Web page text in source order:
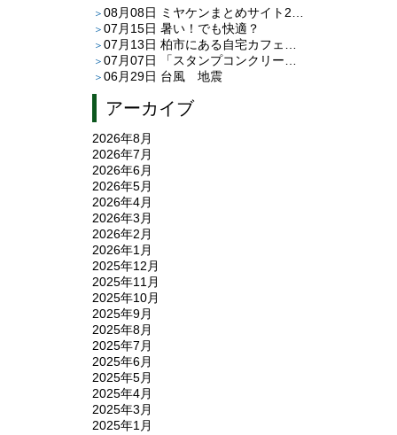
08月08日 ミヤケンまとめサイト26.08＜後悔しない高性能な家創れます!!＞
07月15日 暑い！でも快適？
07月13日 柏市にある自宅カフェ「café C＆T」さんへ
07月07日
「スタンプコンクリート」と「平田タイルのピエドゥラ」
06月29日 台風 地震
アーカイブ
2026年8月
2026年7月
2026年6月
2026年5月
2026年4月
2026年3月
2026年2月
2026年1月
2025年12月
2025年11月
2025年10月
2025年9月
2025年8月
2025年7月
2025年6月
2025年5月
2025年4月
2025年3月
2025年1月